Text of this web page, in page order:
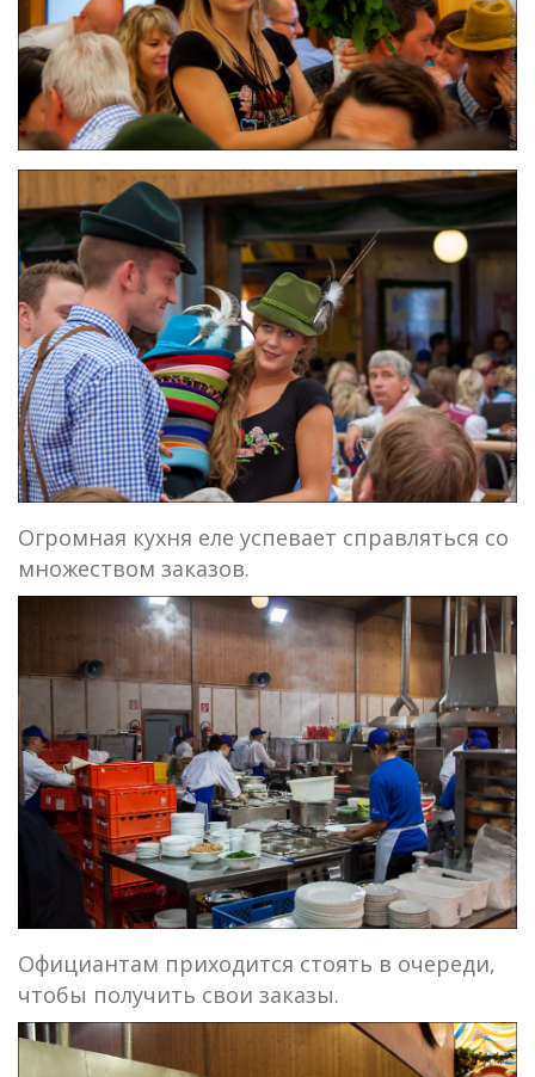
Огромная кухня еле успевает справляться со
множеством заказов.
Официантам приходится стоять в очереди,
чтобы получить свои заказы.